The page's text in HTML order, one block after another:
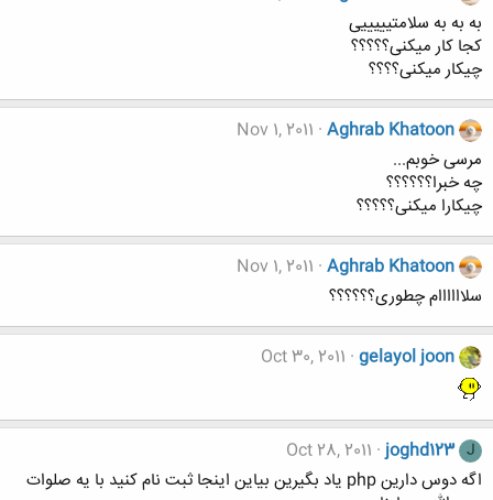
به به به سلامتیییییی
کجا کار میکنی؟؟؟؟؟
چیکار میکنی؟؟؟؟
Aghrab Khatoon
Nov 1, 2011
مرسی خوبم...
چه خبرا؟؟؟؟؟؟
چیکارا میکنی؟؟؟؟؟
Aghrab Khatoon
Nov 1, 2011
سلاااااام چطوری؟؟؟؟؟؟
gelayol joon
Oct 30, 2011
J
joghd123
Oct 28, 2011
اگه دوس دارین php یاد بگیرین بیاین اینجا ثبت نام کنید با یه صلوات